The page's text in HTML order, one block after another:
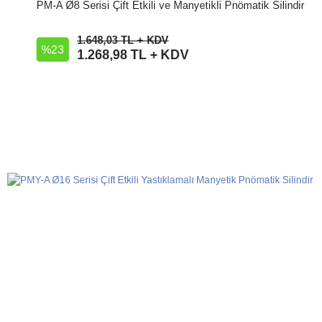
PM-A Ø8 Serisi Çift Etkili ve Manyetikli Pnömatik Silindir
%23
1.648,03 TL + KDV
1.268,98 TL + KDV
İncele
Sepete Ekle